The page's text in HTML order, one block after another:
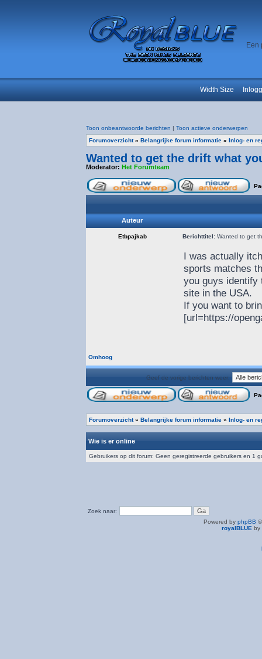
Een
Width Size
Toon onbeantwoorde berichten | Toon actieve onderwerpen
Forumoverzicht» Belangrijke forum informatie » Inlog- en
Wanted to get the drift what
Moderator: Het Forumteam
Auteur
Etbpajkab Berichttitel: Wanted to get
I was actually
sports matches
you guys identify
site in the USA.
If you want to
[url=https://
Omhoog
Geef de vorige berichten weer:
Forumoverzicht» Belangrijke forum informatie » Inlog- en
Wie is er online
Gebruikers op dit forum: Geen geregistreerde gebruikers en 1
Zoek naar:
Powered by phpBB
royalBLUE by